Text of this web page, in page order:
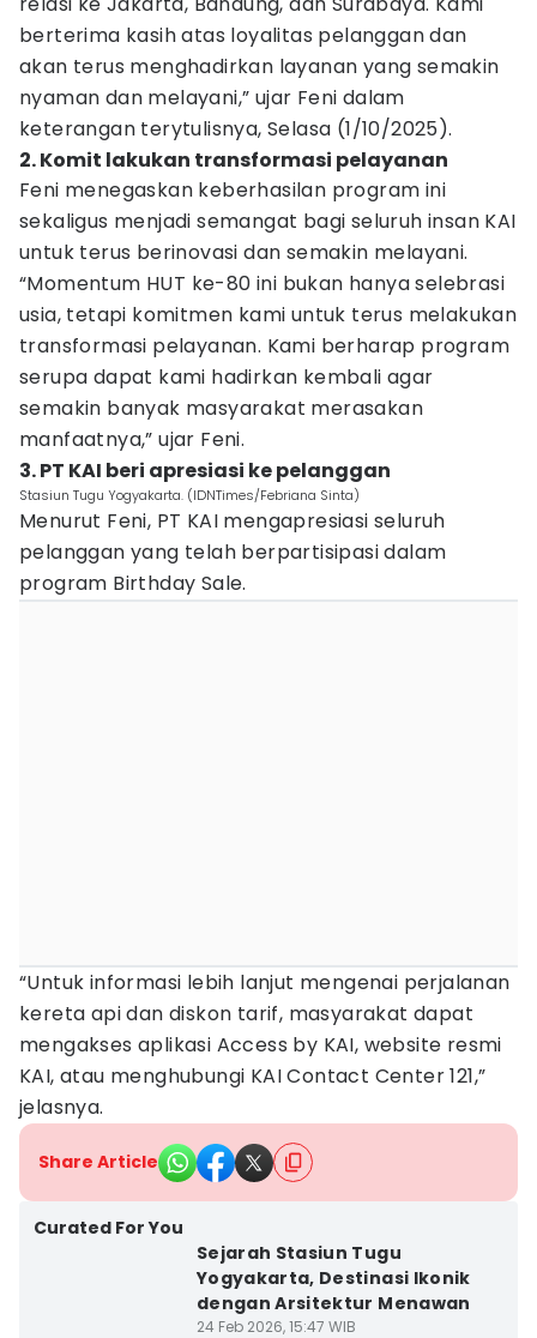
berterima kasih atas loyalitas pelanggan dan
akan terus menghadirkan layanan yang semakin
nyaman dan melayani,” ujar Feni dalam
keterangan terytulisnya, Selasa (1/10/2025).
2. Komit lakukan transformasi pelayanan
Feni menegaskan keberhasilan program ini
sekaligus menjadi semangat bagi seluruh insan KAI
untuk terus berinovasi dan semakin melayani.
“Momentum HUT ke-80 ini bukan hanya selebrasi
usia, tetapi komitmen kami untuk terus melakukan
transformasi pelayanan. Kami berharap program
serupa dapat kami hadirkan kembali agar
semakin banyak masyarakat merasakan
manfaatnya,” ujar Feni.
3. PT KAI beri apresiasi ke pelanggan
Stasiun Tugu Yogyakarta. (IDNTimes/Febriana Sinta)
Menurut Feni, PT KAI mengapresiasi seluruh
pelanggan yang telah berpartisipasi dalam
program Birthday Sale.
“Untuk informasi lebih lanjut mengenai perjalanan
kereta api dan diskon tarif, masyarakat dapat
mengakses aplikasi Access by KAI, website resmi
KAI, atau menghubungi KAI Contact Center 121,”
jelasnya.
Share Article
Curated For You
Sejarah Stasiun Tugu
Yogyakarta, Destinasi Ikonik
dengan Arsitektur Menawan
24 Feb 2026, 15:47 WIB